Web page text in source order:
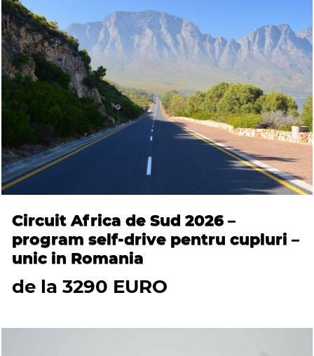
Circuit Africa de Sud 2026 –
program self-drive pentru cupluri –
unic in Romania
de la 3290 EURO